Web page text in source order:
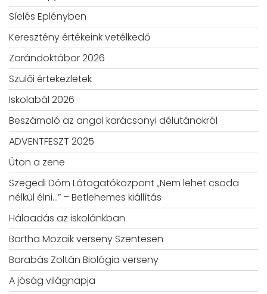
Síelés Eplényben
Keresztény értékeink vetélkedő
Zarándoktábor 2026
Szülői értekezletek
Iskolabál 2026
Beszámoló az angol karácsonyi délutánokról
ADVENTFESZT 2025
Úton a zene
Szegedi Dóm Látogatóközpont „Nem lehet csoda
nélkül élni…” – Betlehemes kiállítás
Hálaadás az iskolánkban
Bartha Mozaik verseny Szentesen
Barabás Zoltán Biológia verseny
A jóság világnapja